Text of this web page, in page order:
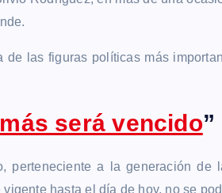
de las figuras políticas más
será vencido”
perteneciente a la generación de
hasta el día de hoy, no se